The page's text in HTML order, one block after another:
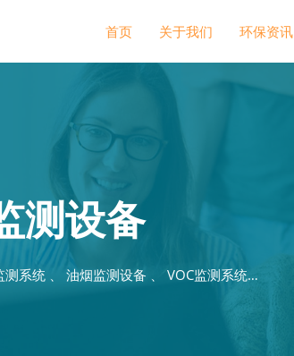
首页 关于我们 环保资讯
测设备
系统 、 油烟监测设备 、 VOC监测系统…